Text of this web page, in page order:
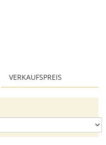
VERKAUFSPREIS
bis: